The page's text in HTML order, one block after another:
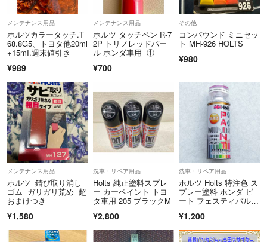
メンテナンス用品
ホルツカラータッチ.T
68.8G5、トヨタ他20ml
+15mI.週末値引き
¥989
メンテナンス用品
ホルツ タッチペン R-7
2P トリノレッドパー
ル ホンダ車用 ①
¥700
その他
コンパウンド ミニセッ
ト MH-926 HOLTS
¥980
メンテナンス用品
ホルツ 錆び取り消し
ゴム ガリガリ荒め 超
おまけつき
¥1,580
洗車・リペア用品
Holts 純正塗料スプレ
ー カーペイント トヨ
タ車用 205 ブラックM
¥2,800
洗車・リペア用品
ホルツ Holts 特注色 ス
プレー塗料 ホンダ ビ
ート フェスティバルレ
¥1,200